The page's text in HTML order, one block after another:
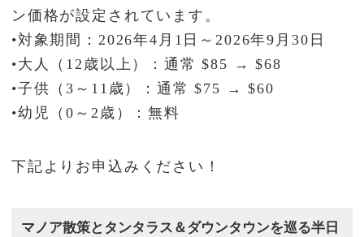
ン価格が設定されています。
•対象期間：2026年4月1日～2026年9月30日
•大人（12歳以上）：通常 $85 → $68
•子供（3～11歳）：通常 $75 → $60
•幼児（0～2歳）：無料
下記よりお申込みください！
マノア散策とタンタラス＆ダウンタウンを巡る半日